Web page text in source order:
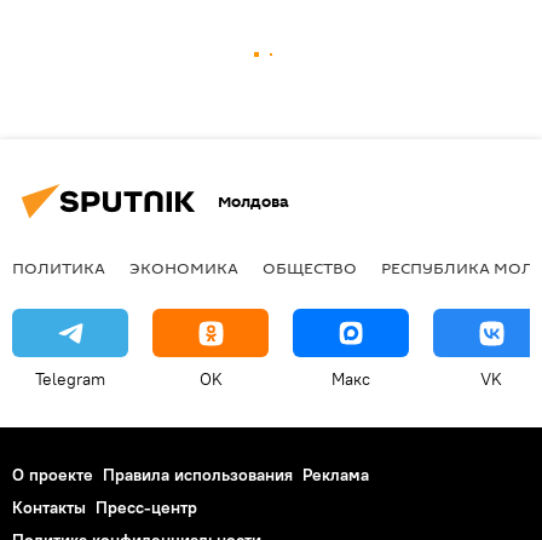
Молдова
ПОЛИТИКА ЭКОНОМИКА ОБЩЕСТВО РЕСПУБЛИКА
Telegram OK Макс VK
О проекте Правила использования Реклама
Контакты Пресс-центр